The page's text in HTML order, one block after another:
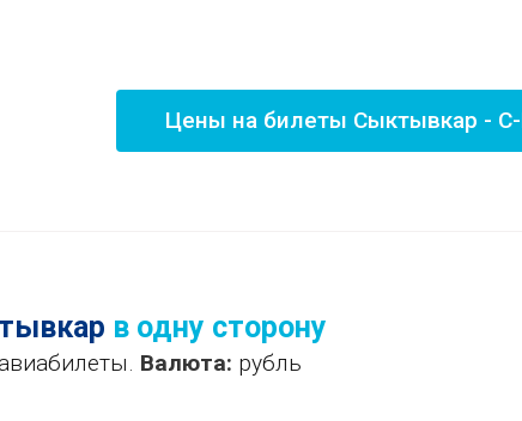
Цены на билеты Сыктывкар - С-
в одну сторону
Валюта: рубль